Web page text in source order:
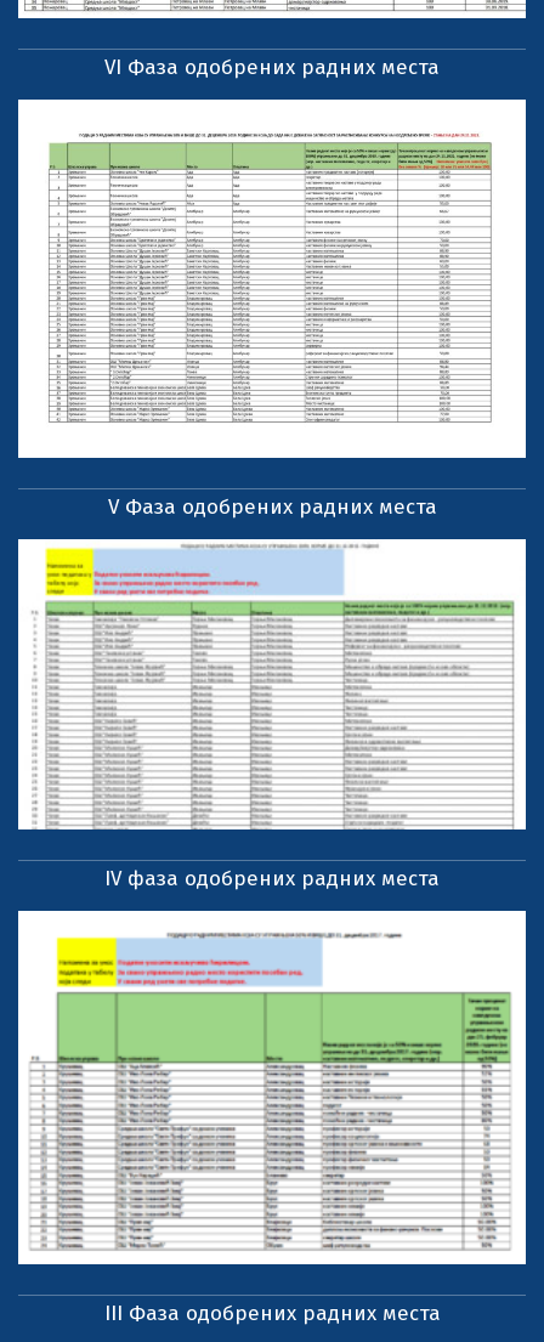
VI Фаза одобрених радних места
V Фаза одобрених радних места
IV фаза одобрених радних места
III Фаза одобрених радних места